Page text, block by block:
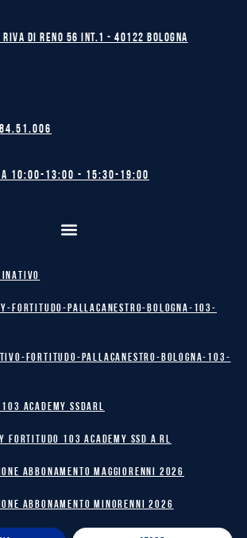
di Reno 56 int.1 - 40122 BOLOGNA
13:00 - 15:30-19:00
Fortitudo-Pallacanestro-Bologna-103-
Fortitudo-Pallacanestro-Bologna-103-
ACADEMY SSDARL
103 Academy SSD A RL
ABBONAMENTO MAGGIORENNI 2026
ABBONAMENTO MINORENNI 2026